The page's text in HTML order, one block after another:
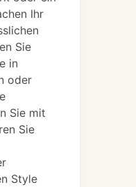
Ihr
Sie
in
oder
Sie mit
Sie
Style